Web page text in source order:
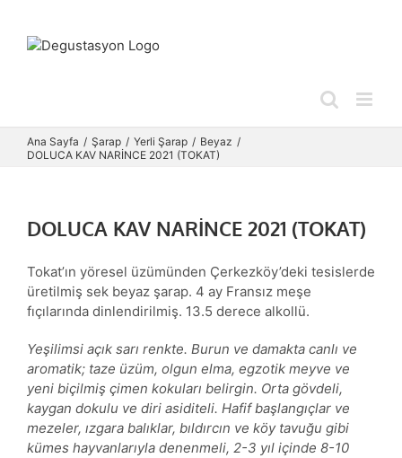
content
Ana Sayfa Şarap Yerli Şarap
Beyaz
DOLUCA KAV NARİNCE 2021 (TOKAT)
DOLUCA KAV NARİNCE 2021 (TOKAT)
Tokat’ın yöresel üzümünden Çerkezköy’deki tesislerde
üretilmiş sek beyaz şarap. 4 ay Fransız meşe
fıçılarında dinlendirilmiş. 13.5 derece alkollü.
Yeşilimsi açık sarı renkte. Burun ve damakta canlı ve
aromatik; taze üzüm, olgun elma, egzotik meyve ve
yeni biçilmiş çimen kokuları belirgin. Orta gövdeli,
kaygan dokulu ve diri asiditeli. Hafif başlangıçlar ve
mezeler, ızgara balıklar, bıldırcın ve köy tavuğu gibi
kümes hayvanlarıyla denenmeli, 2-3 yıl içinde 8-10